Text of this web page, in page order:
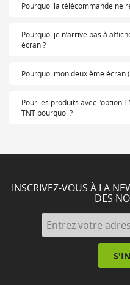
Pourquoi la télécommande ne
Pourquoi je n’arrive pas à
écran ?
Pourquoi mon deuxième écran
Pour les produits avec l’option
TNT pourquoi ?
INSCRIVEZ-VOUS À LA
DES